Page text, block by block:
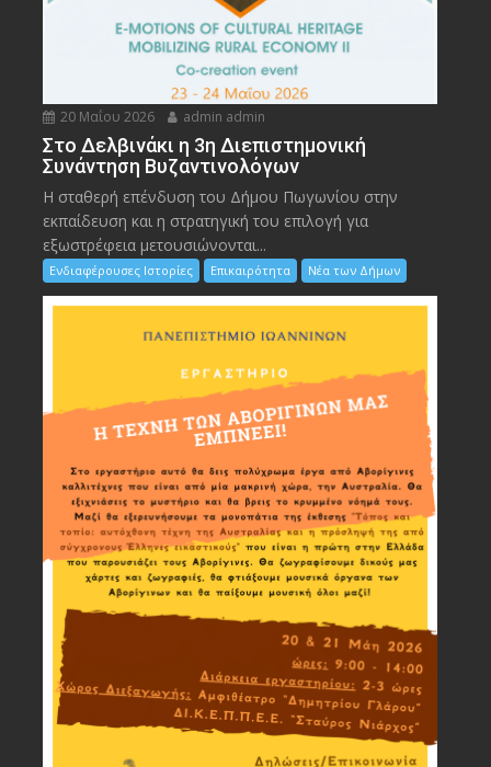
20 Μαΐου 2026 admin admin
Στο Δελβινάκι η 3η Διεπιστημονική
Συνάντηση Βυζαντινολόγων
Η σταθερή επένδυση του Δήμου Πωγωνίου στην
εκπαίδευση και η στρατηγική του επιλογή για
εξωστρέφεια μετουσιώνονται...
Ενδιαφέρουσες Ιστορίες Επικαιρότητα Νέα των Δήμων